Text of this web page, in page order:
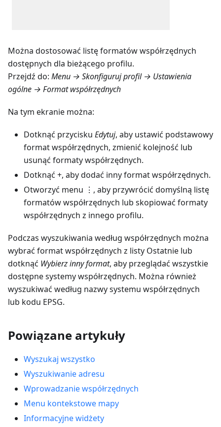
Można dostosować listę formatów współrzędnych
dostępnych dla bieżącego profilu.
Przejdź do: Menu → Skonfiguruj profil → Ustawienia
ogólne → Format współrzędnych
Na tym ekranie można:
Dotknąć przycisku Edytuj, aby ustawić podstawowy
format współrzędnych, zmienić kolejność lub
usunąć formaty współrzędnych.
Dotknąć +, aby dodać inny format współrzędnych.
Otworzyć menu ⋮, aby przywrócić domyślną listę
formatów współrzędnych lub skopiować formaty
współrzędnych z innego profilu.
Podczas wyszukiwania według współrzędnych można
wybrać format współrzędnych z listy Ostatnie lub
dotknąć Wybierz inny format, aby przeglądać wszystkie
dostępne systemy współrzędnych. Można również
wyszukiwać według nazwy systemu współrzędnych
lub kodu EPSG.
Powiązane artykuły
Wyszukaj wszystko
Wyszukiwanie adresu
Wprowadzanie współrzędnych
Menu kontekstowe mapy
Informacyjne widżety